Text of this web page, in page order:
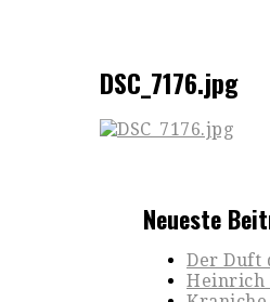
DSC_7176.jpg
Neueste
Der Duft
Heinrich